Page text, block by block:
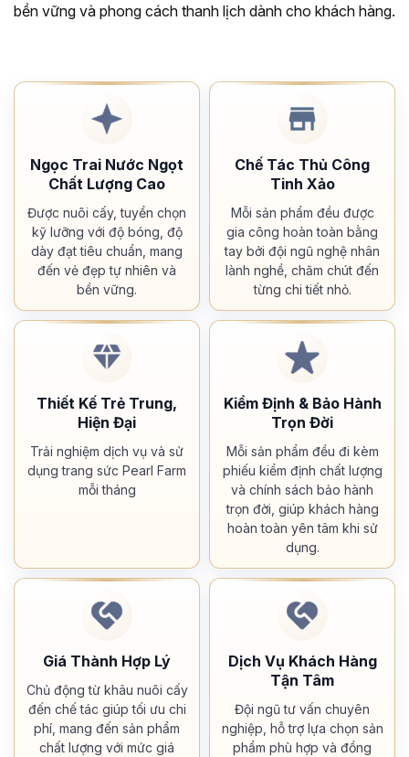
bền vững và phong cách thanh lịch dành cho khách hàng.
Ngọc Trai Nước Ngọt
Chất Lượng Cao
Được nuôi cấy, tuyển chọn
kỹ lưỡng với độ bóng, độ
dày đạt tiêu chuẩn, mang
đến vẻ đẹp tự nhiên và
bền vững.
Chế Tác Thủ Công
Tinh Xảo
Mỗi sản phẩm đều được
gia công hoàn toàn bằng
tay bởi đội ngũ nghệ nhân
lành nghề, chăm chút đến
từng chi tiết nhỏ.
Thiết Kế Trẻ Trung,
Hiện Đại
Trải nghiệm dịch vụ và sử
dụng trang sức Pearl Farm
mỗi tháng
Kiểm Định & Bảo Hành
Trọn Đời
Mỗi sản phẩm đều đi kèm
phiếu kiểm định chất lượng
và chính sách bảo hành
trọn đời, giúp khách hàng
hoàn toàn yên tâm khi sử
dụng.
Giá Thành Hợp Lý
Chủ động từ khâu nuôi cấy
đến chế tác giúp tối ưu chi
phí, mang đến sản phẩm
chất lượng với mức giá
Dịch Vụ Khách Hàng
Tận Tâm
Đội ngũ tư vấn chuyên
nghiệp, hỗ trợ lựa chọn sản
phẩm phù hợp và đồng